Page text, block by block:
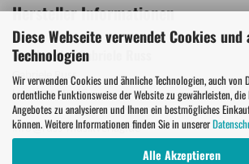
Diese Webseite verwendet Cookies und
Technologien
Wir verwenden Cookies und ähnliche Technologien, auch
ordentliche Funktionsweise der Website zu gewährleisten,
Angebotes zu analysieren und Ihnen ein bestmögliches
können. Weitere Informationen finden Sie in unserer
Alle Akzeptieren
Hersteller Informationen
Musikverlag Gabriele Russ
Gabriele Russ
Leipziger Str. 15
71101 Schönaich
info@russ-musikverlag.de